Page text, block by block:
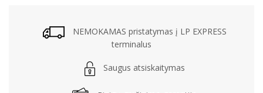
NEMOKAMAS pristatymas į LP EXPRESS
terminalus
Saugus atsiskaitymas